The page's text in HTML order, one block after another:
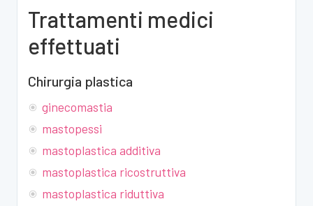
Trattamenti medici
effettuati
Chirurgia plastica
ginecomastia
mastopessi
mastoplastica additiva
mastoplastica ricostruttiva
mastoplastica riduttiva